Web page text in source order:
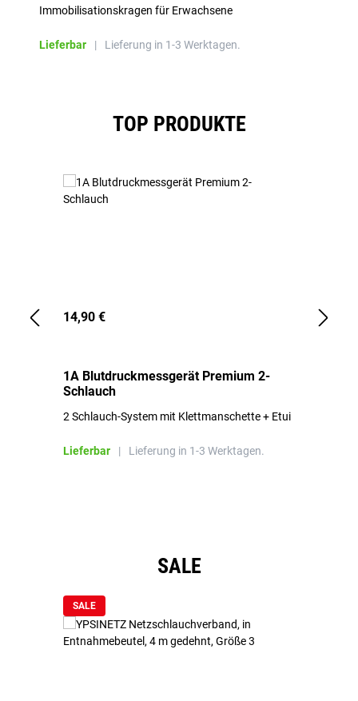
Immobilisationskragen für Erwachsene
Lieferbar | Lieferung in 1-3 Werktagen.
TOP PRODUKTE
14,90 €
1A Blutdruckmessgerät Premium 2-
Schlauch
2 Schlauch-System mit Klettmanschette + Etui
Lieferbar | Lieferung in 1-3 Werktagen.
SALE
SALE